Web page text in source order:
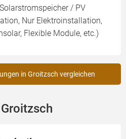
/ PV
Nur Elektroinstallation,
Flexible Module, etc.)
in Groitzsch vergleichen